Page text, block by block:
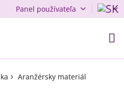
Panel používateľa
Aranžérsky materiál